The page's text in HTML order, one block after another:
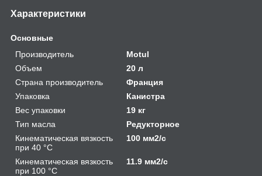
Характеристики
Основные
Производитель
Motul
Объем
20 л
Страна производитель
Франция
Упаковка
Канистра
Вес упаковки
19 кг
Тип масла
Редукторное
Кинематическая вязкость
при 40 °С
100 мм2/с
Кинематическая вязкость
при 100 °С
11.9 мм2/с